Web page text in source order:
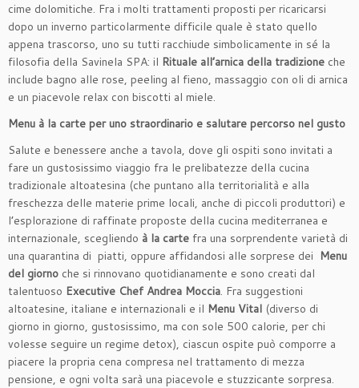
cime dolomitiche. Fra i molti trattamenti proposti per ricaricarsi
dopo un inverno particolarmente difficile quale è stato quello
appena trascorso, uno su tutti racchiude simbolicamente in sé la
filosofia della Savinela SPA: il Rituale all’arnica della tradizione che
include bagno alle rose, peeling al fieno, massaggio con oli di arnica
e un piacevole relax con biscotti al miele.
Menu à la carte per uno straordinario e salutare percorso nel gusto
Salute e benessere anche a tavola, dove gli ospiti sono invitati a
fare un gustosissimo viaggio fra le prelibatezze della cucina
tradizionale altoatesina (che puntano alla territorialità e alla
freschezza delle materie prime locali, anche di piccoli produttori) e
l’esplorazione di raffinate proposte della cucina mediterranea e
internazionale, scegliendo à la carte fra una sorprendente varietà di
una quarantina di piatti, oppure affidandosi alle sorprese dei Menu
del giorno che si rinnovano quotidianamente e sono creati dal
talentuoso Executive Chef Andrea Moccia. Fra suggestioni
altoatesine, italiane e internazionali e il Menu Vital (diverso di
giorno in giorno, gustosissimo, ma con sole 500 calorie, per chi
volesse seguire un regime detox), ciascun ospite può comporre a
piacere la propria cena compresa nel trattamento di mezza
pensione, e ogni volta sarà una piacevole e stuzzicante sorpresa.